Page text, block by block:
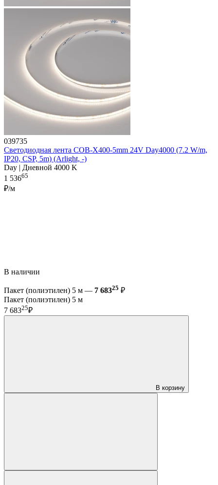
039735
Светодиодная лента COB-X400-5mm 24V Day4000 (7.2 W/m,
IP20, CSP, 5m) (Arlight, -)
Day | Дневной 4000 K
1 53665
₽/м
В наличии
Пакет (полиэтилен) 5 м — 7 68325 ₽
Пакет (полиэтилен) 5 м
7 68325₽
В корзину